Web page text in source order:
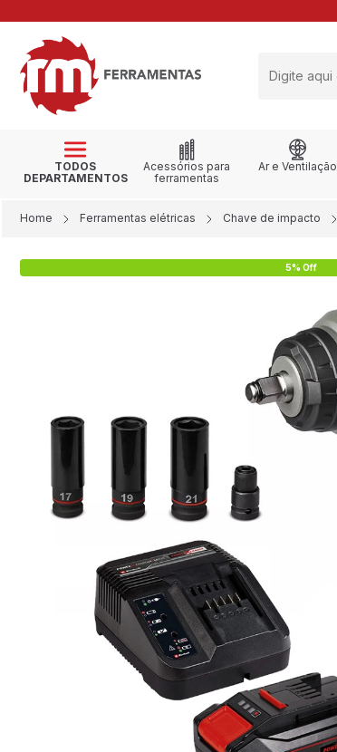
TODOS
DEPARTAMENTOS
Acessórios para
ferramentas
Ar e Ventilação
Home Ferramentas elétricas Chave de impacto
5% Off